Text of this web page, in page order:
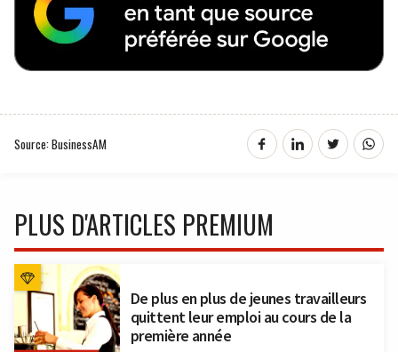
Source: BusinessAM
PLUS D'ARTICLES PREMIUM
De plus en plus de jeunes travailleurs
quittent leur emploi au cours de la
première année